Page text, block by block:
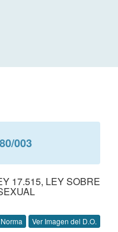
003
17.515, LEY SOBRE
Ver Imagen del D.O.